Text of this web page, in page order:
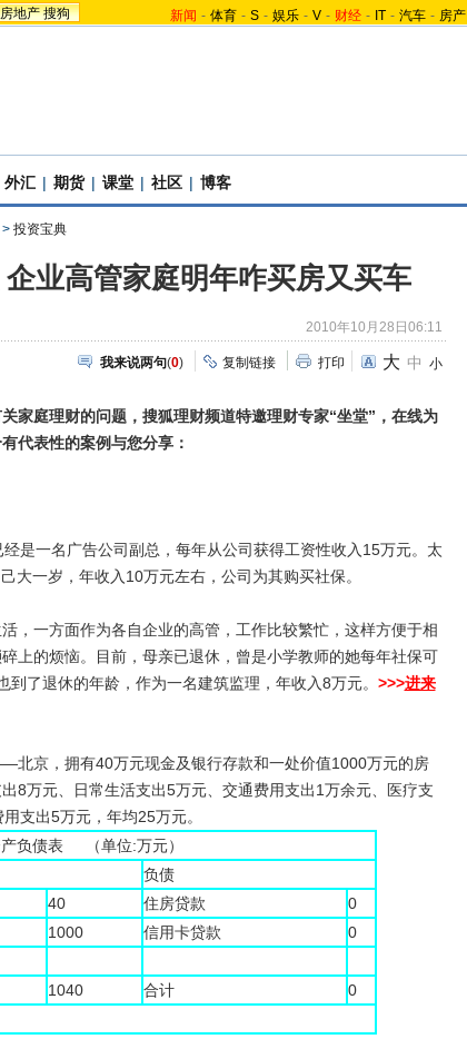
地产 搜狗 新闻 - 体育 - S - 娱乐 - V - 财经 - IT - 汽车 - 房产
外汇 | 期货 | 课堂 | 社区 | 博客
> 投资宝典
业高管家庭明年咋买房又买车
2010年10月28日06:11
我来说两句(0) 复制链接 打印 大 中 小
家庭理财的问题，搜狐理财频道特邀理财专家“坐堂”，在线为
代表性的案例与您分享：
一名广告公司副总，每年从公司获得工资性收入15万元。太
大一岁，年收入10万元左右，公司为其购买社保。
一方面作为各自企业的高管，工作比较繁忙，这样方便于相
上的烦恼。目前，母亲已退休，曾是小学教师的她每年社保可
了退休的年龄，作为一名建筑监理，年收入8万元。 >>>进来
京，拥有40万元现金及银行存款和一处价值1000万元的房
8万元、日常生活支出5万元、交通费用支出1万余元、医疗支
支出5万元，年均25万元。
负债表 （单位:万元）
负债
40 住房贷款
0
1000 信用卡贷款 0
1040 合计
0